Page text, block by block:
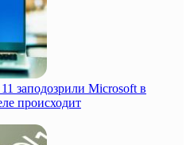
заподозрили Microsoft в
происходит